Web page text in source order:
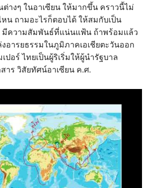
ต่างๆ ในอาเซียน ให้มากขึ้น คราวนี้ไม่
หน ถามอะไรก็ตอบได้ ให้สมกับเป็น
มีความสัมพันธ์ที่แน่นแฟ้น ถ้าพร้อมแล้ว
งอารยธรรมในภูมิภาคเอเชียตะวันออก
ปอร์ ไทยเป็นผู้ริเริ่มให้ผู้นำรัฐบาล
สาร วิสัยทัศน์อาเซียน ค.ศ.